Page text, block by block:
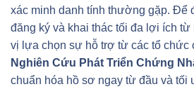
xác minh danh tính thường gặp. Để
đăng ký và khai thác tối đa lợi ích từ
vị lựa chọn sự hỗ trợ từ các tổ chức
Nghiên Cứu Phát Triển Chứng
chuẩn hóa hồ sơ ngay từ đầu và tối